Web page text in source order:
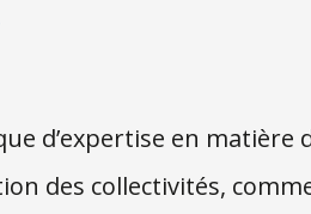
d’expertise en matière
des collectivités,